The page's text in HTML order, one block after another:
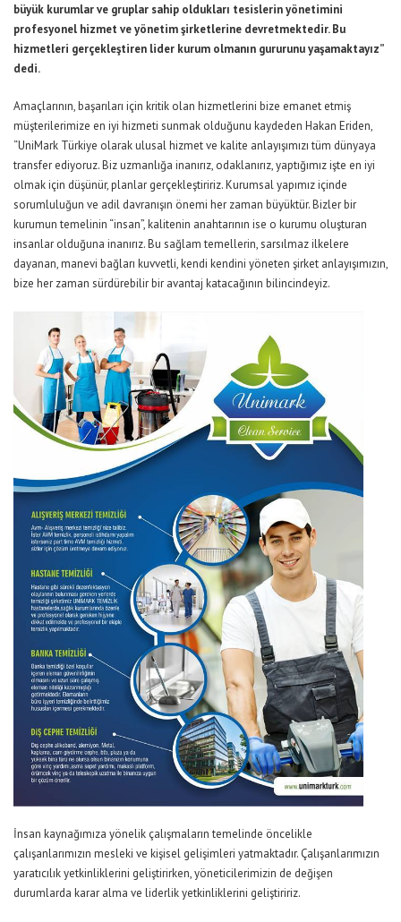
büyük kurumlar ve gruplar sahip oldukları tesislerin yönetimini
profesyonel hizmet ve yönetim şirketlerine devretmektedir. Bu
hizmetleri gerçekleştiren lider kurum olmanın gururunu yaşamaktayız”
dedi.
Amaçlarının, başarıları için kritik olan hizmetlerini bize emanet etmiş
müşterilerimize en iyi hizmeti sunmak olduğunu kaydeden Hakan Eriden,
“UniMark Türkiye olarak ulusal hizmet ve kalite anlayışımızı tüm dünyaya
transfer ediyoruz. Biz uzmanlığa inanırız, odaklanırız, yaptığımız işte en iyi
olmak için düşünür, planlar gerçekleştiririz. Kurumsal yapımız içinde
sorumluluğun ve adil davranışın önemi her zaman büyüktür. Bizler bir
kurumun temelinin “insan”, kalitenin anahtarının ise o kurumu oluşturan
insanlar olduğuna inanırız. Bu sağlam temellerin, sarsılmaz ilkelere
dayanan, manevi bağları kuvvetli, kendi kendini yöneten şirket anlayışımızın,
bize her zaman sürdürebilir bir avantaj katacağının bilincindeyiz.
İnsan kaynağımıza yönelik çalışmaların temelinde öncelikle
çalışanlarımızın mesleki ve kişisel gelişimleri yatmaktadır. Çalışanlarımızın
yaratıcılık yetkinliklerini geliştirirken, yöneticilerimizin de değişen
durumlarda karar alma ve liderlik yetkinliklerini geliştiririz.